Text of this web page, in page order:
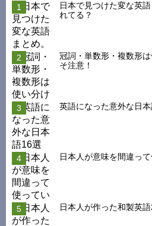
日本で見つけた変な英
れてる？
冠詞・単数形・複数形
そ注意！
英語になった意外な日
日本人が意味を間違っ
日本人が作った和製英